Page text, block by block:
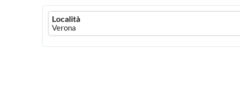
Ferienhausmiete
logo
Località